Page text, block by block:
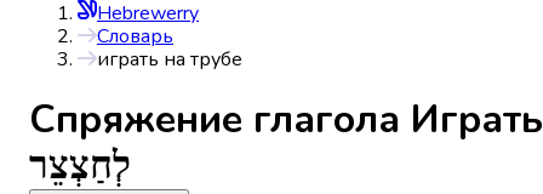
Hebrewerry
Словарь
играть на трубе
Спряжениe глагола
לְחַצְצֵר